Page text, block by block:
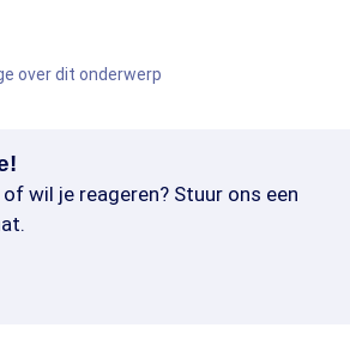
over dit onderwerp
wil je reageren? Stuur ons een